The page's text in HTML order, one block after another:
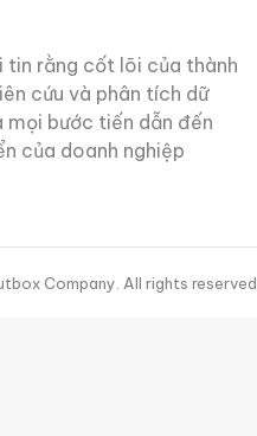
tin rằng cốt lõi của thành
cứu và phân tích dữ
mọi bước tiến dẫn đến
của doanh nghiệp
Company. All rights reserved.